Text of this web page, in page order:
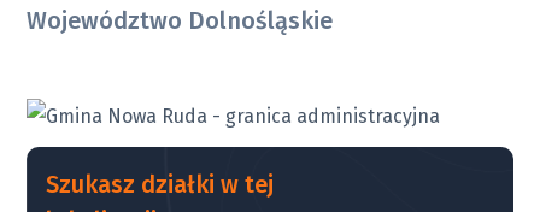
Województwo Dolnośląskie
Szukasz działki w tej